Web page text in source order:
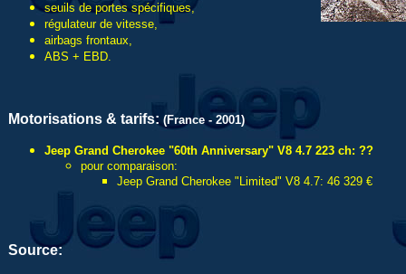
seuils de portes spécifiques,
régulateur de vitesse,
airbags frontaux,
ABS + EBD.
Motorisations & tarifs: (France - 2001)
Jeep Grand Cherokee "60th Anniversary" V8 4.7 223 ch: ??
pour comparaison:
Jeep Grand Cherokee "Limited" V8 4.7: 46 329 €
Source: